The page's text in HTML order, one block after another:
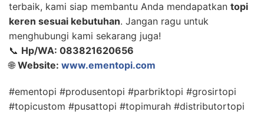
terbaik, kami siap membantu Anda mendapatkan topi
keren sesuai kebutuhan. Jangan ragu untuk
menghubungi kami sekarang juga!
📞 Hp/WA: 083821620656
🌐 Website: www.ementopi.com
#ementopi #produsentopi #parbriktopi #grosirtopi
#topicustom #pusattopi #topimurah #distributortopi